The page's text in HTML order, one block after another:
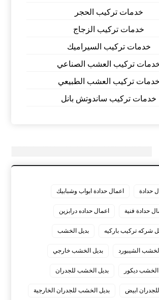
خدمات تركيب الحجر
خدمات تركيب الزجاج
خدمات تركيب السيراميك
تركيب العشب الصناعي
خدمات تركيب العشب الطبيعي
خدمات تركيب ساندوتش بانل
حدادة اعمال حدادة ابواب وشبابيك
حدادة فنية اعمال حداده درابزين
شركه تركيب باركيه بديل الخشب
الشيبورد بديل الخشب خارجي
الخشب ديكور بديل الخشب للجدران
ابيض بديل الخشب للجدران الخارجية